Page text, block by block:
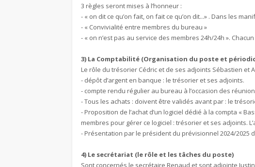
3 règles seront mises à l’honneur :
- « on dit ce qu’on fait, on fait ce qu’on dit...» . Dans les
- « Convivialité entre membres du bureau »
- « on n’est pas au service des membres 24h/24h ».
3) La Comptabilité (Organisation du poste et
Le rôle du trésorier Cédric et de ses adjoints Sébastien et
- dépôt d’argent en banque : le trésorier et ses adjoints.
- compte rendu régulier au bureau à l’occasion des
- Tous les achats : doivent être validés avant par : le
- Proposition de l’achat d’un logiciel dédié à la compta «
membres pour gérer ce logiciel : trésorier et ses adjoints.
- Présentation par le président du prévisionnel 2024/
4) Le secrétariat (le rôle et les tâches du poste)
Sont concernés le secrétaire Renaud et sont adjointe